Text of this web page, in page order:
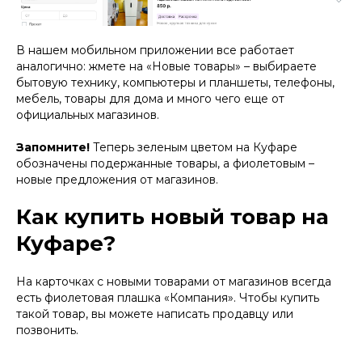
В нашем мобильном приложении все работает
аналогично: жмете на «Новые товары» – выбираете
бытовую технику, компьютеры и планшеты, телефоны,
мебель, товары для дома и много чего еще от
официальных магазинов.
Запомните! Теперь зеленым цветом на Куфаре
обозначены подержанные товары, а фиолетовым –
новые предложения от магазинов.
Как купить новый товар на
Куфаре?
На карточках с новыми товарами от магазинов всегда
есть фиолетовая плашка «Компания». Чтобы купить
такой товар, вы можете написать продавцу или
позвонить.